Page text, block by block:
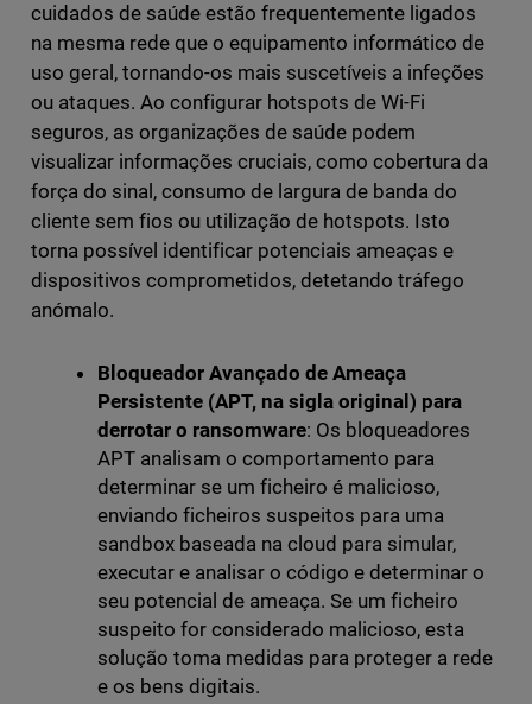
cuidados de saúde estão frequentemente ligados
na mesma rede que o equipamento informático de
uso geral, tornando-os mais suscetíveis a infeções
ou ataques. Ao configurar hotspots de Wi-Fi
seguros, as organizações de saúde podem
visualizar informações cruciais, como cobertura da
força do sinal, consumo de largura de banda do
cliente sem fios ou utilização de hotspots. Isto
torna possível identificar potenciais ameaças e
dispositivos comprometidos, detetando tráfego
anómalo.
Bloqueador Avançado de Ameaça
Persistente (APT, na sigla original) para
derrotar o ransomware: Os bloqueadores
APT analisam o comportamento para
determinar se um ficheiro é malicioso,
enviando ficheiros suspeitos para uma
sandbox baseada na cloud para simular,
executar e analisar o código e determinar o
seu potencial de ameaça. Se um ficheiro
suspeito for considerado malicioso, esta
solução toma medidas para proteger a rede
e os bens digitais.